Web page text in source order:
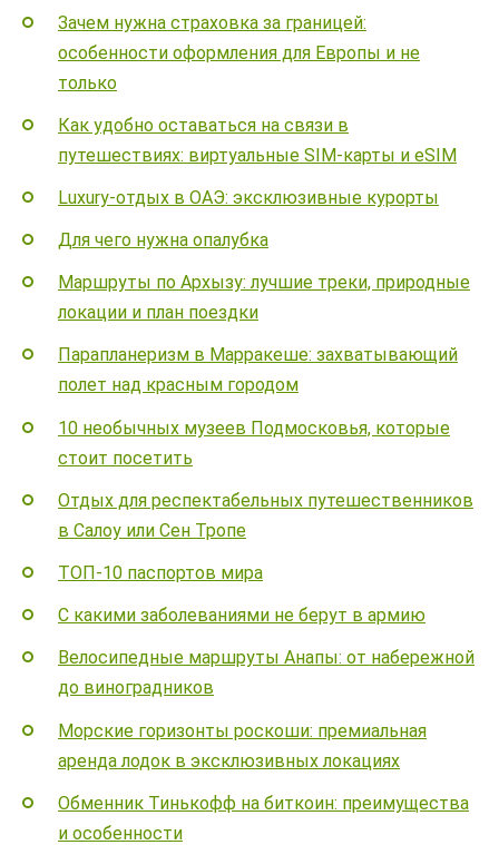
Зачем нужна страховка за границей:
особенности оформления для Европы и не
только
Как удобно оставаться на связи в
путешествиях: виртуальные SIM-карты и eSIM
Luxury-отдых в ОАЭ: эксклюзивные курорты
Для чего нужна опалубка
Маршруты по Архызу: лучшие треки, природные
локации и план поездки
Парапланеризм в Марракеше: захватывающий
полет над красным городом
10 необычных музеев Подмосковья, которые
стоит посетить
Отдых для респектабельных путешественников
в Салоу или Сен Тропе
ТОП-10 паспортов мира
С какими заболеваниями не берут в армию
Велосипедные маршруты Анапы: от набережной
до виноградников
Морские горизонты роскоши: премиальная
аренда лодок в эксклюзивных локациях
Обменник Тинькофф на биткоин: преимущества
и особенности